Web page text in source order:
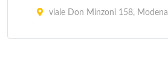
viale Don Minzoni 158, Modena